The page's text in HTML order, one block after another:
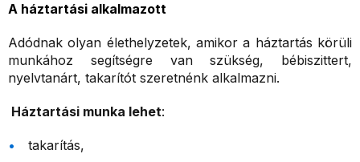
A háztartási alkalmazott
Adódnak olyan élethelyzetek, amikor a háztartás körüli
munkához segítségre van szükség, bébiszittert,
nyelvtanárt, takarítót szeretnénk alkalmazni.
Háztartási munka lehet:
takarítás,